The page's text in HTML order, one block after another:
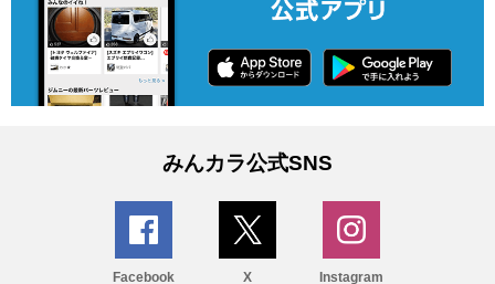
みんカラ公式SNS
Facebook X Instagram